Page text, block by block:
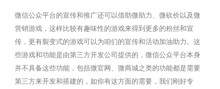
微信公众平台的宣传和推广还可以借助微助力、微砍价以及微
营销游戏，这样比较有趣味性的游戏来得到更多的粉丝和宣
传，更有裂变式的游戏可以为咱们的宣传和活动加油助力。这
些游戏和功能是由第三方开发公司提供的，微信公众平台本身
并不具备这些功能，包括微官网、微商城之类的功能都是需要
第三方来开发和搭建的，如你有这方面的需要，我们刚好专